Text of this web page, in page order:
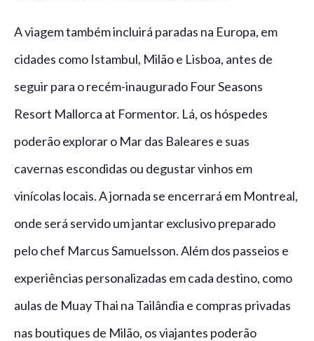
A viagem também incluirá paradas na Europa, em
cidades como Istambul, Milão e Lisboa, antes de
seguir para o recém-inaugurado Four Seasons
Resort Mallorca at Formentor. Lá, os hóspedes
poderão explorar o Mar das Baleares e suas
cavernas escondidas ou degustar vinhos em
vinícolas locais. A jornada se encerrará em Montreal,
onde será servido um jantar exclusivo preparado
pelo chef Marcus Samuelsson. Além dos passeios e
experiências personalizadas em cada destino, como
aulas de Muay Thai na Tailândia e compras privadas
nas boutiques de Milão, os viajantes poderão